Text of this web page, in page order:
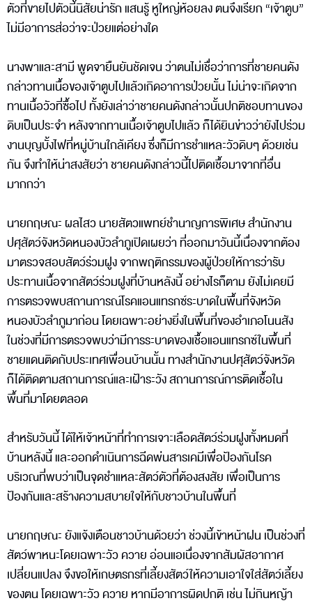
ตัวที่ขายไปตัวนี้นิสัยน่ารัก แสนรู้ หูใหญ่ห้อยลง ตนจึงเรียก “เจ้าตูบ”
ไม่มีอาการส่อว่าจะป่วยแต่อย่างใด
นางพาและสามี พูดจายืนยันชัดเจน ว่าตนไม่เชื่อว่าการที่ชายคนดัง
กล่าวทานเนื้อของเจ้าตูบไปแล้วเกิดอาการป่วยนั้น ไม่น่าจะเกิดจาก
ทานเนื้อวัวที่ซื้อไป ทั้งยังเล่าว่าชายคนดังกล่าวนั้นปกติชอบทานของ
ดิบเป็นประจำ หลังจากทานเนื้อเจ้าตูบไปแล้ว ก็ได้ยินข่าวว่ายังไปร่วม
งานบุญบั้งไฟที่หมู่บ้านใกล้เคียง ซึ่งก็มีการชำแหละวัวดิบๆ ด้วยเช่น
กัน จึงทำให้น่าสงสัยว่า ชายคนดังกล่าวนี้ไปติดเชื้อมาจากที่อื่น
มากกว่า
นายกฤษณะ ผลไสว นายสัตวแพทย์ชำนาญการพิเศษ สำนักงาน
ปศุสัตว์จังหวัดหนองบัวลำภูเปิดเผยว่า ที่ออกมาวันนี้เนื่องจากต้อง
มาตรวจสอบสัตว์ร่วมฝูง จากพฤติกรรมของผู้ป่วยให้การว่ารับ
ประทานเนื้อจากสัตว์ร่วมฝูงที่บ้านหลังนี้ อย่างไรก็ตาม ยังไม่เคยมี
การตรวจพบสถานการณ์โรคแอนแทรกซ์ระบาดในพื้นที่จังหวัด
หนองบัวลำภูมาก่อน โดยเฉพาะอย่างยิ่งในพื้นที่ของอำเภอโนนสัง
ในช่วงที่มีการตรวจพบว่ามีการระบาดของเชื้อแอนแทรกซ์ในพื้นที่
ชายแดนติดกับประเทศเพื่อนบ้านนั้น ทางสำนักงานปศุสัตว์จังหวัด
ก็ได้ติดตามสถานการณ์และเฝ้าระวัง สถานการณ์การติดเชื้อใน
พื้นที่มาโดยตลอด
สำหรับวันนี้ ได้ให้เจ้าหน้าที่ทำการเจาะเลือดสัตว์ร่วมฝูงทั้งหมดที่
บ้านหลังนี้ และออกดำเนินการฉีดพ่นสารเคมีเพื่อป้องกันโรค
บริเวณที่พบว่าเป็นจุดชำแหละสัตว์ตัวที่ต้องสงสัย เพื่อเป็นการ
ป้องกันและสร้างความสบายใจให้กับชาวบ้านในพื้นที่
นายกฤษณะ ยังแจ้งเตือนชาวบ้านด้วยว่า ช่วงนี้เข้าหน้าฝน เป็นช่วงที่
สัตว์พาหนะโดยเฉพาะวัว ควาย อ่อนแอเนื่องจากสัมผัสอากาศ
เปลี่ยนแปลง จึงขอให้เกษตรกรที่เลี้ยงสัตว์ให้ความเอาใจใส่สัตว์เลี้ยง
ของตน โดยเฉพาะวัว ควาย หากมีอาการผิดปกติ เช่น ไม่กินหญ้า